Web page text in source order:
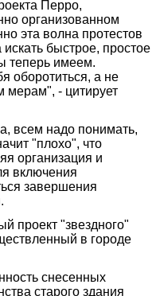
Перро,
организованном
эта волна протестов
быстрое, простое
теперь имеем.
оборотиться, а не
мерам", - цитирует
всем надо понимать,
"плохо", что
организация и
включения
завершения
проект "звездного"
в городе
снесенных
старого здания